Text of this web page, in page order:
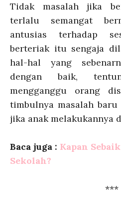
Tidak masalah jika
terlalu semangat
antusias terhadap
berteriak itu sengaja
hal-hal yang
dengan baik,
mengganggu orang
timbulnya masalah
jika anak melakukannya
Baca juga : Kapan
Sekolah?
***